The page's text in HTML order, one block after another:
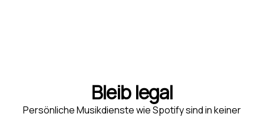
Bleib legal
Persönliche Musikdienste wie Spotify sind in keiner